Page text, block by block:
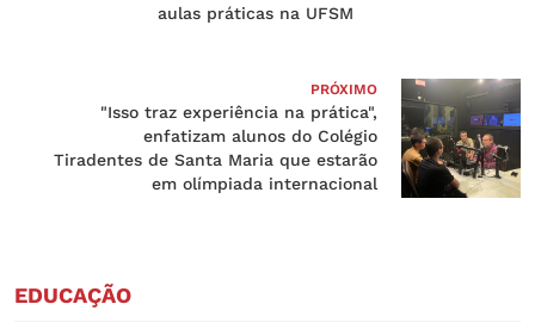
aulas práticas na UFSM
PRÓXIMO
"Isso traz experiência na prática",
enfatizam alunos do Colégio
Tiradentes de Santa Maria que estarão
em olímpiada internacional
EDUCAÇÃO